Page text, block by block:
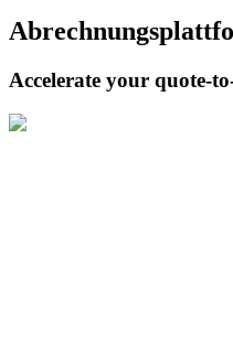
Accelerate your quote-